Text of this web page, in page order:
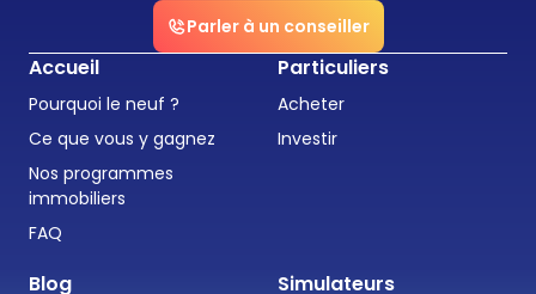
Parler à un conseiller
Accueil
Pourquoi le neuf ?
Ce que vous y gagnez
Nos programmes
immobiliers
FAQ
Particuliers
Acheter
Investir
Blog Simulateurs